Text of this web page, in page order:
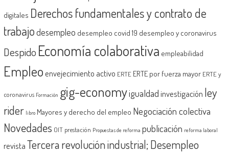
digitales Derechos fundamentales y contrato de
trabajodesempleo desempleo covid 19 desempleo y coronavirus
Despido Economía colaborativa empleabilidad
Empleoenvejecimiento activo ERTE ERTE por fuerza mayor ERTE y
coronavirus Formación gig-economyigualdadinvestigación ley
rider libro Mayores y derecho del empleo Negociación colectiva
Novedades OIT prestación Propuestas de reforma publicación reforma laboral
revistaTercera revolución industrial; Desempleo